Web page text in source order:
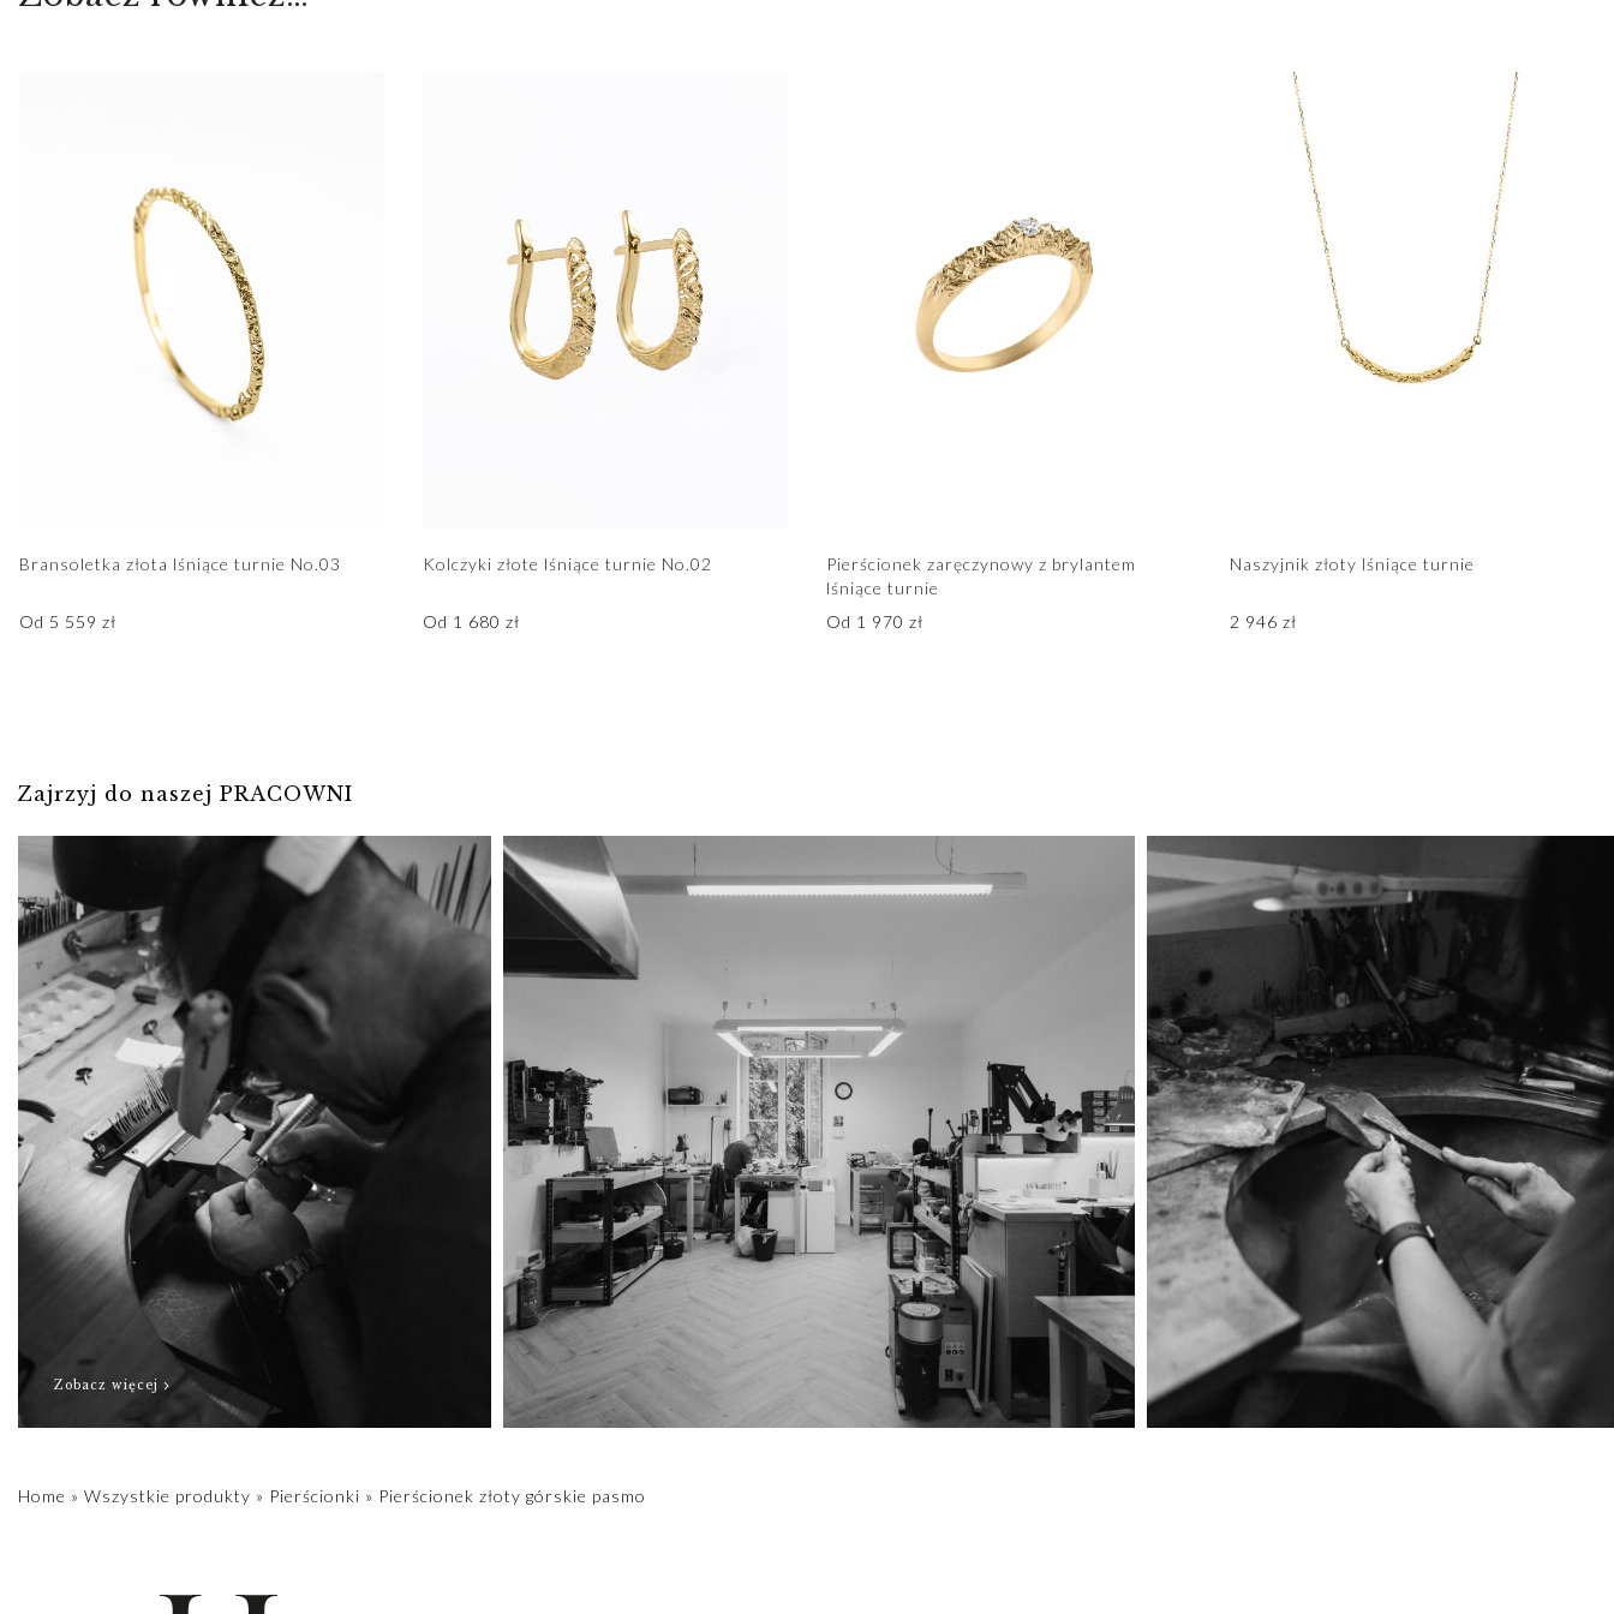
Bransoletka złota lśniące turnie No.03
Od 5 559 zł
Kolczyki złote lśniące turnie No.02
Od 1 680 zł
Pierścionek zaręczynowy z brylantem
lśniące turnie
Od 1 970 zł
Naszyjnik złoty lśniące turnie
2 946 zł
Zajrzyj do naszej PRACOWNI
Zobacz więcej
Home » Wszystkie produkty » Pierścionki » Pierścionek złoty górskie pasmo